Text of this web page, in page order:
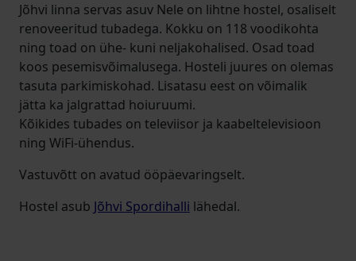
Jõhvi linna servas asuv Nele on lihtne hostel, osaliselt
renoveeritud tubadega. Kokku on 118 voodikohta
ning toad on ühe- kuni neljakohalised. Osad toad
koos pesemisvõimalusega. Hosteli juures on olemas
tasuta parkimiskohad. Lisatasu eest on võimalik
jätta ka jalgrattad hoiuruumi.
Kõikides tubades on televiisor ja kaabeltelevisioon
ning WiFi-ühendus.
Vastuvõtt on avatud ööpäevaringselt.
Hostel asub Jõhvi Spordihalli lähedal.